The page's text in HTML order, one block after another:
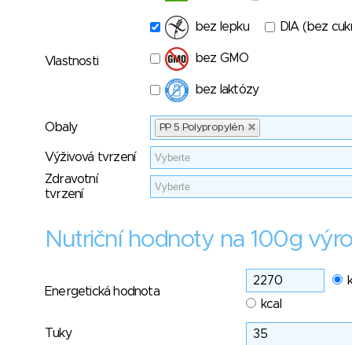
Vlastnosti
bez lepku DIA (bez
bez GMO
bez laktózy
Obaly PP 5 Polypropylén
Výživová tvrzení
Zdravotní
tvrzení
Nutriční hodnoty na 100g
Energetická hodnota
kcal
Tuky